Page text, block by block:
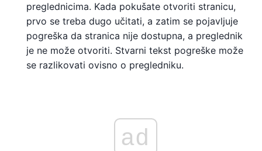
preglednicima. Kada pokušate otvoriti stranicu,
prvo se treba dugo učitati, a zatim se pojavljuje
pogreška da stranica nije dostupna, a preglednik
je ne može otvoriti. Stvarni tekst pogreške može
se razlikovati ovisno o pregledniku.
ad